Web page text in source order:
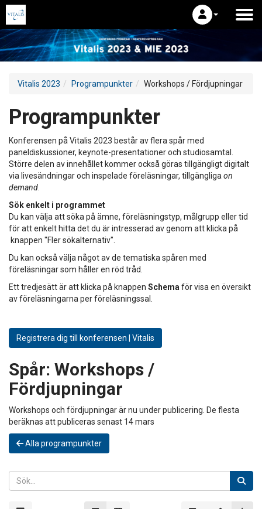
Vitalis 2023 Programpunkter Workshops / Fördjupningar
Programpunkter
Konferensen på Vitalis 2023 består av flera spår med
paneldiskussioner, keynote-presentationer och studiosamtal.
Större delen av innehållet kommer också göras tillgängligt digitalt
via livesändningar och inspelade föreläsningar, tillgängliga on
demand
Sök enkelt i programmet
Du kan välja att söka på ämne, föreläsningstyp, målgrupp eller tid
för att enkelt hitta det du är intresserad av genom att klicka på
knappen "Fler sökalternativ".
Du kan också välja något av de tematiska spåren med
föreläsningar som håller en röd tråd.
Ett tredjesätt är att klicka på knappen Schema för visa en översikt
av föreläsningarna per föreläsningssal.
Registrera dig till konferensen | Vitalis
Spår: Workshops /
Fördjupningar
Workshops och fördjupningar är nu under publicering. De flesta
beräknas att publiceras senast 14 mars
Alla programpunkter